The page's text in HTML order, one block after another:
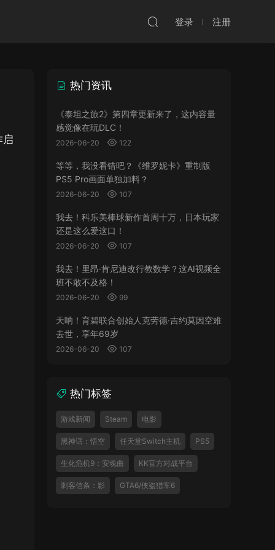
登录 注册
启
热门资讯
《泰坦之旅2》第四章更新来了，这内容量
感觉像在玩DLC！
2026-06-20 122
等等，我没看错吧？《维罗妮卡》重制版
PS5 Pro画面单独加料？
2026-06-20 107
我去！科乐美棒球新作首周十万，日本玩家
还是这么爱这口！
2026-06-20 107
我去！里昂·肯尼迪改行教数学？这AI视频全
班不敢不及格！
2026-06-20 99
天呐！育碧联合创始人克劳德·吉约莫因空难
去世，享年69岁
2026-06-20 107
热门标签
游戏新闻 Steam 电影
黑神话：悟空 任天堂Switch主机 PS5
生化危机9：安魂曲 KK官方对战平台
刺客信条：影 GTA6/侠盗猎车6